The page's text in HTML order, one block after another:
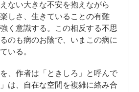
ない大きな不安を抱えながら
しさ、生きていることの有難
く意識する。この相反する不思
のも病のお陰で、いまこの病に
いる。
、作者は「ときしろ」と呼んで
は、自在な空間を複雑に絡み合